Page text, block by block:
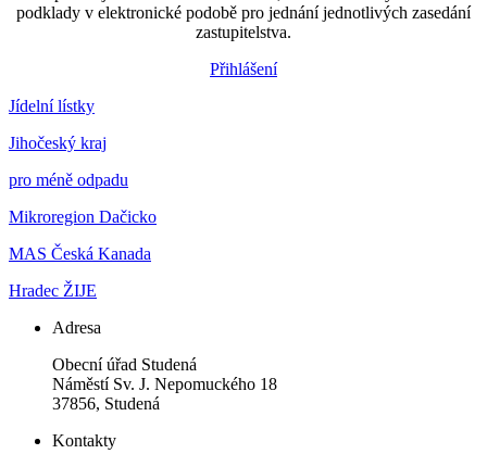
podklady v elektronické podobě pro jednání jednotlivých zasedání
zastupitelstva.
Přihlášení
Jídelní lístky
Jihočeský kraj
pro méně odpadu
Mikroregion Dačicko
MAS Česká Kanada
Hradec ŽIJE
Adresa
Obecní úřad Studená
Náměstí Sv. J. Nepomuckého 18
37856, Studená
Kontakty